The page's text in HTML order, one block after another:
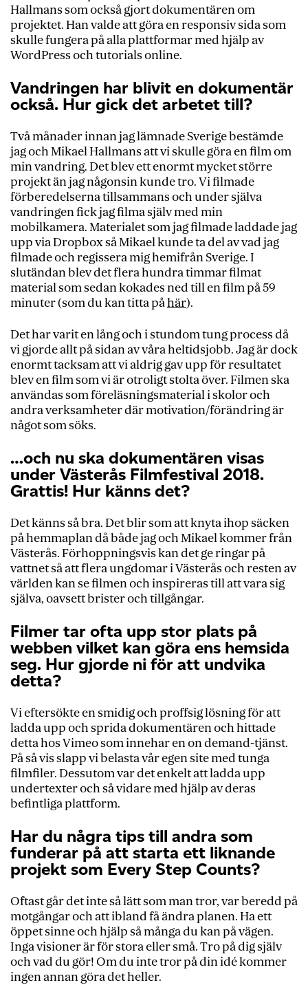
Hallmans som också gjort dokumentären om
projektet. Han valde att göra en responsiv sida som
skulle fungera på alla plattformar med hjälp av
WordPress och tutorials online.
Vandringen har blivit en dokumentär
också. Hur gick det arbetet till?
Två månader innan jag lämnade Sverige bestämde
jag och Mikael Hallmans att vi skulle göra en film om
min vandring. Det blev ett enormt mycket större
projekt än jag någonsin kunde tro. Vi filmade
förberedelserna tillsammans och under själva
vandringen fick jag filma själv med min
mobilkamera. Materialet som jag filmade laddade jag
upp via Dropbox så Mikael kunde ta del av vad jag
filmade och regissera mig hemifrån Sverige. I
slutändan blev det flera hundra timmar filmat
material som sedan kokades ned till en film på 59
minuter (som du kan titta påhär).
Det har varit en lång och i stundom tung process då
vi gjorde allt på sidan av våra heltidsjobb. Jag är dock
enormt tacksam att vi aldrig gav upp för resultatet
blev en film som vi är otroligt stolta över. Filmen ska
användas som föreläsningsmaterial i skolor och
andra verksamheter där motivation/förändring är
något som söks.
…och nu ska dokumentären visas
under Västerås Filmfestival 2018.
Grattis! Hur känns det?
Det känns så bra. Det blir som att knyta ihop säcken
på hemmaplan då både jag och Mikael kommer från
Västerås. Förhoppningsvis kan det ge ringar på
vattnet så att flera ungdomar i Västerås och resten av
världen kan se filmen och inspireras till att vara sig
själva, oavsett brister och tillgångar.
Filmer tar ofta upp stor plats på
webben vilket kan göra ens hemsida
seg. Hur gjorde ni för att undvika
detta?
Vi eftersökte en smidig och proffsig lösning för att
ladda upp och sprida dokumentären och hittade
detta hos Vimeo som innehar en on demand-tjänst.
På så vis slapp vi belasta vår egen site med tunga
filmfiler. Dessutom var det enkelt att ladda upp
undertexter och så vidare med hjälp av deras
befintliga plattform.
Har du några tips till andra som
funderar på att starta ett liknande
projekt som Every Step Counts?
Oftast går det inte så lätt som man tror, var beredd på
motgångar och att ibland få ändra planen. Ha ett
öppet sinne och hjälp så många du kan på vägen.
Inga visioner är för stora eller små. Tro på dig själv
och vad du gör! Om du inte tror på din idé kommer
ingen annan göra det heller.